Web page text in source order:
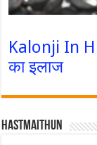
Kalonji In
का इलाज
Hastmaithun